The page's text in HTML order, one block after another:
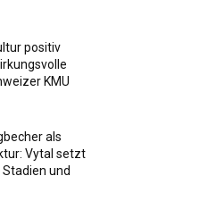
positiv
KMU
als
Vytal setzt
und